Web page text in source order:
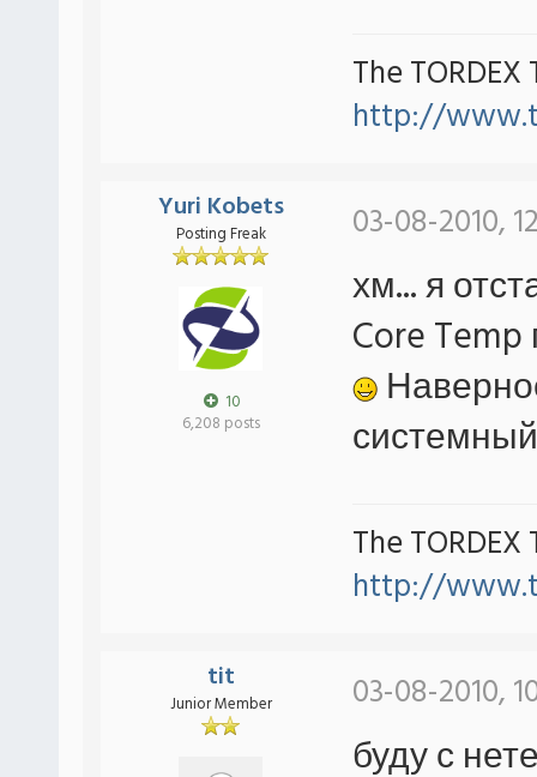
The TORDEX
http://
Yuri Kobets
Posting Freak
10
6,208 posts
03-08-2010,
хм... я
Core
The TORDEX
http://
tit
Junior Member 03-08-2010,
буду с